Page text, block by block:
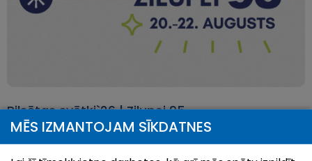
Pilsētas svētki`26 | Zilupei 95
28.Jul, 2026
MĒS IZMANTOJAM SĪKDATNES